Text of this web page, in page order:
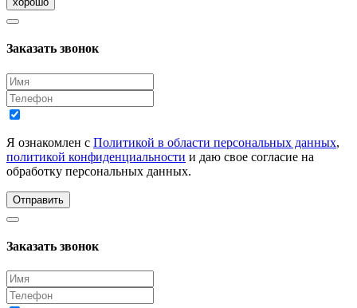
Заказать звонок
Я ознакомлен с Политикой в области персональных данных,
политикой конфиденциальности и даю свое согласие на
обработку персональных данных.
Отправить
Заказать звонок